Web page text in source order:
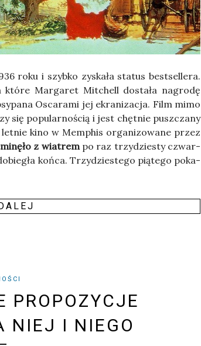
roku i szyb­ko zyska­ła sta­tus best­sel­le­ra.
któ­re Mar­ga­ret Mit­chell dosta­ła nagro­dę
Osca­ra­mi jej ekra­ni­za­cja. Film mimo
się popu­lar­no­ścią i jest chęt­nie pusz­cza­ny
kino w Mem­phis orga­ni­zo­wa­ne przez
z wia­trempo raz trzy­dzie­sty czwar­
koń­ca. Trzy­dzie­ste­go pią­te­go poka­
PROPOZYCJE
NIEJ I NIEGO